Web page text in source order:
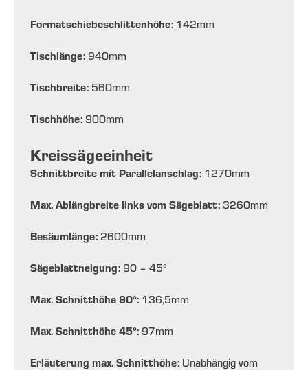
Formatschiebeschlittenhöhe: 142mm
Tischlänge: 940mm
Tischbreite: 560mm
Tischhöhe: 900mm
Kreissägeeinheit
Schnittbreite mit Parallelanschlag: 1270mm
Max. Ablängbreite links vom Sägeblatt: 3260mm
Besäumlänge: 2600mm
Sägeblattneigung: 90 – 45°
Max. Schnitthöhe 90°: 136,5mm
Max. Schnitthöhe 45°: 97mm
Erläuterung max. Schnitthöhe: Unabhängig vom